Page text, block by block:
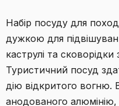
Набір посуду для
дужкою для
каструлі та
Туристичний посуд
дію відкритого вогню.
анодованого алюмінію,